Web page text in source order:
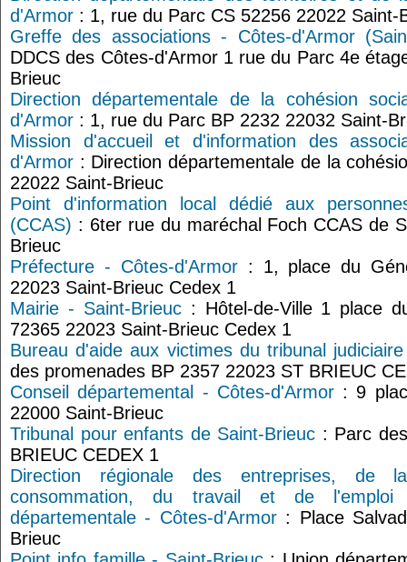
d'Armor : 1, rue du Parc CS 52256 22022 Saint-
Greffe des associations - Côtes-d'Armor
DDCS des Côtes-d'Armor 1 rue du Parc 4e
Brieuc
Direction départementale de la cohésion
d'Armor : 1, rue du Parc BP 2232 22032 Saint-
Mission d'accueil et d'information des
d'Armor : Direction départementale de la
22022 Saint-Brieuc
Point d'information local dédié aux
(CCAS) : 6ter rue du maréchal Foch CCAS de
Brieuc
Préfecture - Côtes-d'Armor: 1, place du
22023 Saint-Brieuc Cedex 1
Mairie - Saint-Brieuc: Hôtel-de-Ville 1 place
72365 22023 Saint-Brieuc Cedex 1
Bureau d'aide aux victimes du tribunal
des promenades BP 2357 22023 ST BRIEUC
Conseil départemental - Côtes-d'Armor: 9
22000 Saint-Brieuc
Tribunal pour enfants de Saint-Brieuc : Parc
BRIEUC CEDEX 1
Direction régionale des entreprises, de
consommation, du travail et de l'emploi
départementale - Côtes-d'Armor: Place
Brieuc